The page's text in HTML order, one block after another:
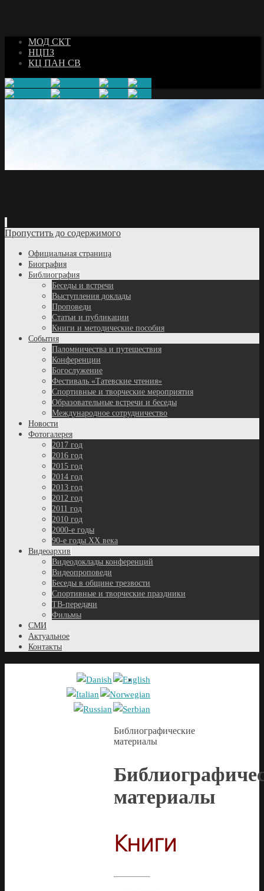
МОД СКТ
НЦПЗ
КЦ ПАН СВ
Пропустить до содержимого
Официальная страница
Биография
Библиография
Беседы и встречи
Выступления доклады
Проповеди
Статьи и публикации
Книги и методические пособия
События
Паломничества и путешествия
Конференции
Богослужение
Фестиваль «Татевские чтения»
Спортивные и творческие мероприятия
Образовательные встречи и беседы
Международное сотрудничество
Новости
Фотогалерея
2017 год
2016 год
2015 год
2014 год
2013 год
2012 год
2011 год
2010 год
2000-е годы
90-е годы XX века
Видеоархив
Видеодоклады конференций
Видеопроповеди
Беседы в общине трезвости
Спортивные и творческие праздники
ТВ-передачи
Фильмы
СМИ
Актуальное
Контакты
Библиографические
материалы
материалы
Книги